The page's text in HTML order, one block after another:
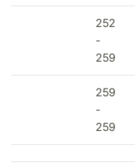
252
-
259
259
-
259